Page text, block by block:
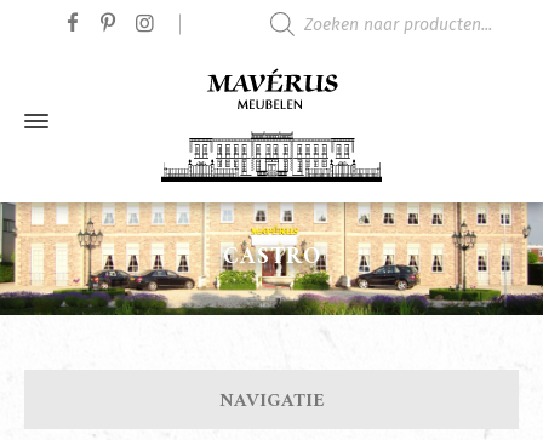
CASTRO
NAVIGATIE